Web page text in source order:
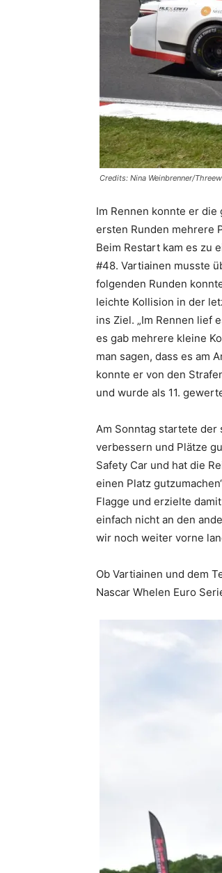
Credits: Nina Weinbrenner/
Im Rennen konnte er
ersten Runden mehrere
Beim Restart kam es zu
#48. Vartiainen musste
folgenden Runden
leichte Kollision in der
ins Ziel. „Im Rennen lief
es gab mehrere kleine
man sagen, dass es am
konnte er von den
und wurde als 11.
Am Sonntag startete der
verbessern und Plätze
Safety Car und hat die
einen Platz
Flagge und erzielte
einfach nicht an den
wir noch weiter vorne
Ob Vartiainen und dem
Nascar Whelen Euro